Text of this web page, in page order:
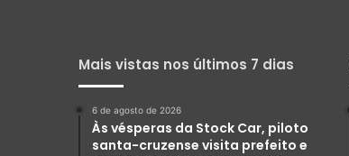
Mais vistas nos últimos 7 dias
6 de agosto de 2026
Às vésperas da Stock Car, piloto
santa-cruzense visita prefeito e